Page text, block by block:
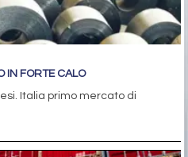
IN FORTE CALO
Italia primo mercato di